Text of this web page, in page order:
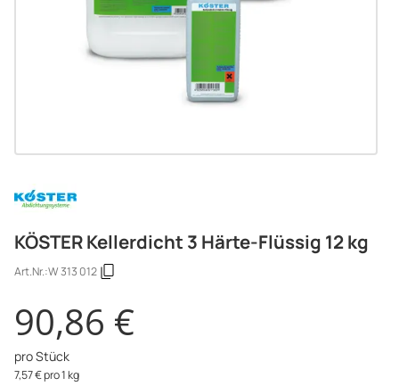
KÖSTER Kellerdicht 3 Härte-Flüssig 12 kg
Art.Nr.:W 313 012
90,86 €
pro Stück
7,57 € pro 1 kg